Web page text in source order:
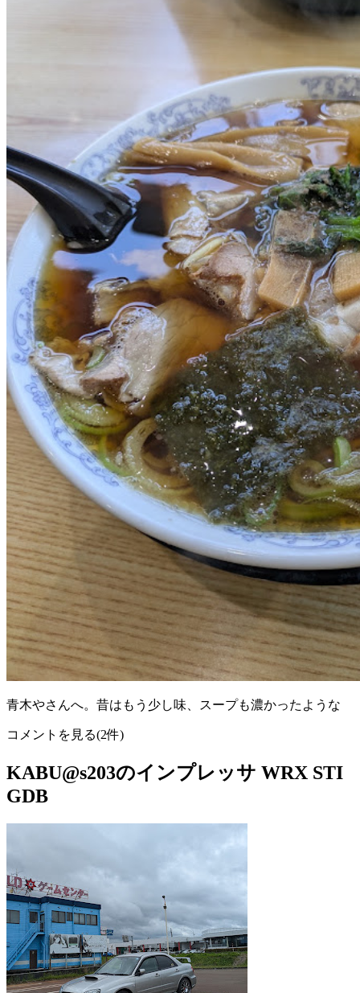
青木やさんへ。昔はもう少し味、スープも濃かったような
コメントを見る(2件)
KABU@s203のインプレッサ WRX STI
GDB